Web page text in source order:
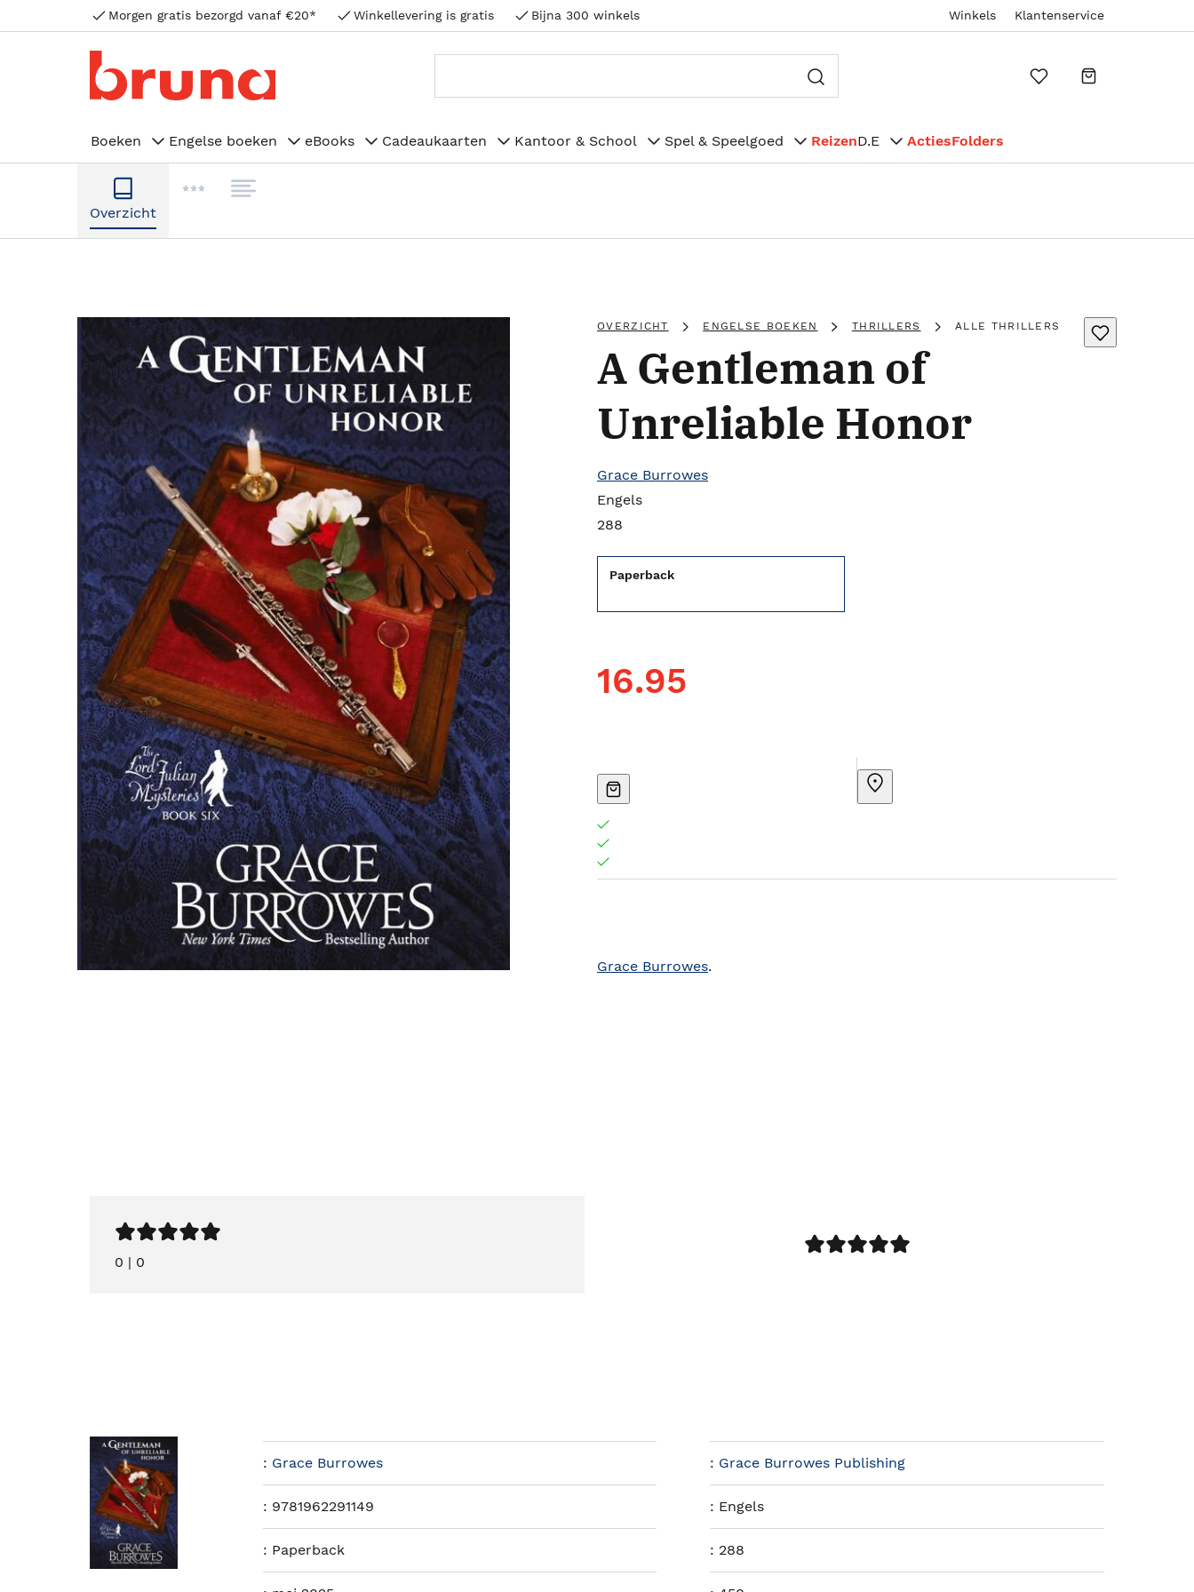
Morgen gratis bezorgd vanaf €20* Winkellevering is gratis Bijna 300 winkels Winkels Klantenservice
Boeken Engelse boeken eBooks Cadeaukaarten Kantoor & School Spel & Speelgoed ReizenD.E ActiesFolders
Overzicht
OVERZICHT ENGELSE BOEKEN THRILLERS ALLE THRILLERS
A Gentleman of
Unreliable Honor
Grace Burrowes
Engels
288
Paperback
16.95
Grace Burrowes.
0 | 0
: Grace Burrowes : Grace Burrowes Publishing
: 9781962291149 : Engels
: Paperback : 288